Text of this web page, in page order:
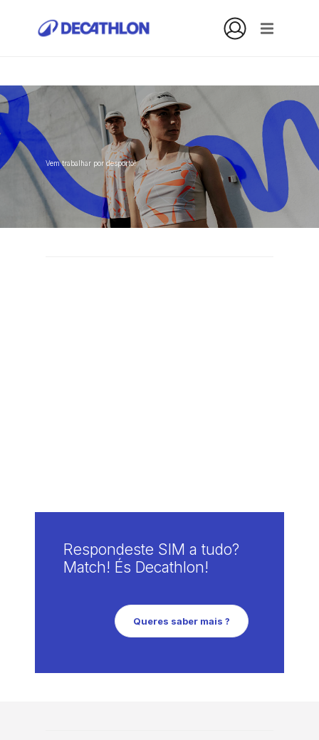
Vem trabalhar por desporto!
Respondeste SIM a tudo?
Match! És Decathlon!
Queres saber mais ?